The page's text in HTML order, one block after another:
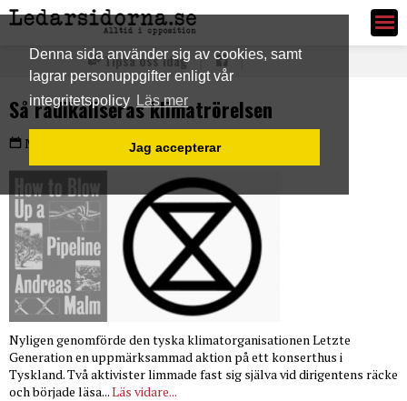
Denna sida använder sig av cookies, samt
lagrar personuppgifter enligt vår
integritetspolicy Läs mer
Jag accepterar
Ledarsidorna.se
Tipsa oss idag
Så radikaliseras klimatrörelsen
Måndag 5 dec 2022 PLUS
Nyligen genomförde den tyska klimatorganisationen Letzte
Generation en uppmärksammad aktion på ett konserthus i
Tyskland. Två aktivister limmade fast sig själva vid dirigentens räcke
och började läsa...Läs vidare...